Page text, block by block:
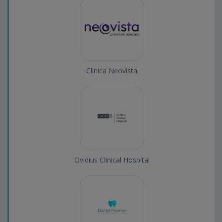
Clinica Neovista
Ovidius Clinical Hospital